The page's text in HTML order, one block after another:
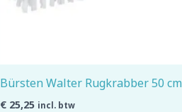
Bürsten Walter Rugkrabber 50 cm
€ 25,25 incl. btw